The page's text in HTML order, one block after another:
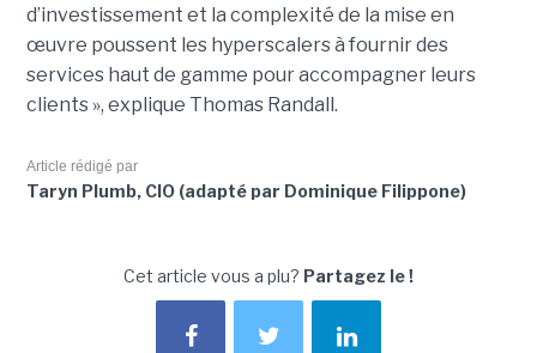
d’investissement et la complexité de la mise en
œuvre poussent les hyperscalers à fournir des
services haut de gamme pour accompagner leurs
clients », explique Thomas Randall.
Article rédigé par
Taryn Plumb, CIO (adapté par Dominique Filippone)
Cet article vous a plu? Partagez le !